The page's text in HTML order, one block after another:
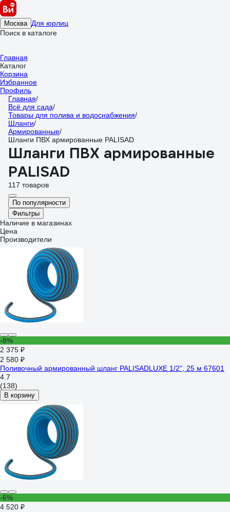
Москва Для юрлиц
Поиск в каталоге
Главная
Каталог
Корзина
Избранное
Профиль
Главная/
Всё для сада/
Товары для полива и водоснабжения/
Шланги/
Армированные/
Шланги ПВХ армированные PALISAD
Шланги ПВХ армированные
PALISAD
117 товаров
По популярности
Фильтры
Наличие в магазинах
Цена
Производители
-8%
2 375 ₽
2 580 ₽
Поливочный армированный шланг PALISADLUXE 1/2", 25 м 67601
4.7
(138)
В корзину
-6%
4 520 ₽